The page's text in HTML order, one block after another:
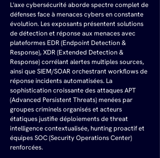
L'axe cybersécurité aborde spectre complet de
défenses face à menaces cybers en constante
évolution. Les exposants présentent solutions
de détection et réponse aux menaces avec
plateformes EDR (Endpoint Detection &
Response), XDR (Extended Detection &
Response) corrélant alertes multiples sources,
ainsi que SIEM/SOAR orchestrant workflows de
réponse incidents automatisées. La
sophistication croissante des attaques APT
(Advanced Persistent Threats) menées par
groupes criminels organisés et acteurs
étatiques justifie déploiements de threat
intelligence contextualisée, hunting proactif et
équipes SOC (Security Operations Center)
renforcées.